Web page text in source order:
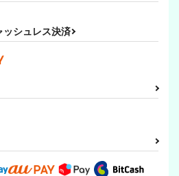
ッシュレス決済